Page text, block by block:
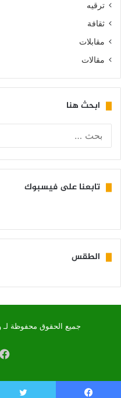
ترقيه
ثقافة
مقابلات
مقالات
ابحث هنا
تابعنا على فيسبوك
الطقس
جميع الحقوق محفوظة لـ